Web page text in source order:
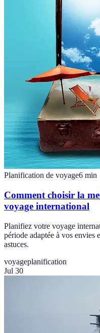
Planification de voyage6 min
Comment choisir la
voyage international
Planifiez votre voyage
période adaptée à vos envies
astuces.
voyageplanification
Jul 30